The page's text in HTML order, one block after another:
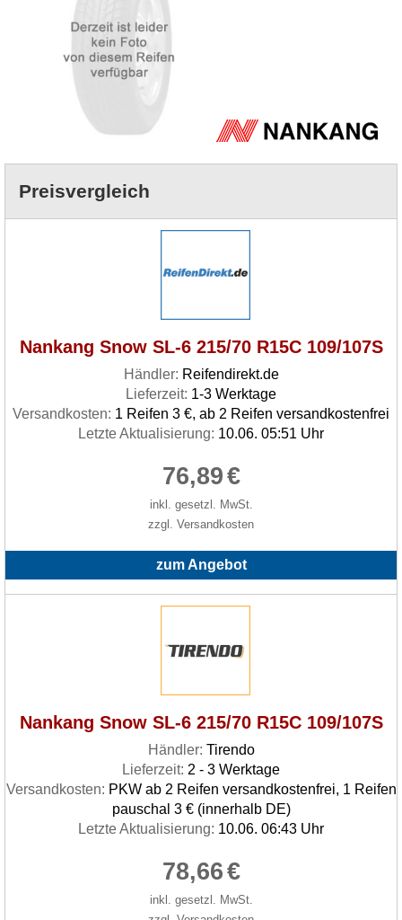
Preisvergleich
Nankang Snow SL-6 215/70 R15C 109/107S
Händler: Reifendirekt.de
Lieferzeit: 1-3 Werktage
Versandkosten: 1 Reifen 3 €, ab 2 Reifen versandkostenfrei
Letzte Aktualisierung: 10.06. 05:51 Uhr
76,89€
inkl. gesetzl. MwSt.
zzgl. Versandkosten
zum Angebot
Nankang Snow SL-6 215/70 R15C 109/107S
Händler: Tirendo
Lieferzeit: 2 - 3 Werktage
Versandkosten: PKW ab 2 Reifen versandkostenfrei, 1 Reifen
pauschal 3 € (innerhalb DE)
Letzte Aktualisierung: 10.06. 06:43 Uhr
78,66€
inkl. gesetzl. MwSt.